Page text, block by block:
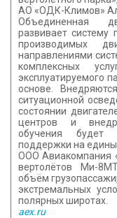
АО «ОДК-Климов»
Объединенная
развивает систему
производимых
направлениями
комплексных
эксплуатируемого
основе.
ситуационной
состоянии
центров и
обучения будет
поддержки на
ООО Авиакомпания
вертолётов Ми-
объём
экстремальных
полярных широтах.
aex.ru